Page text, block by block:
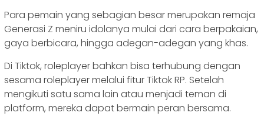
Para pemain yang sebagian besar merupakan remaja
Generasi Z meniru idolanya mulai dari cara berpakaian,
gaya berbicara, hingga adegan-adegan yang khas.
Di Tiktok, roleplayer bahkan bisa terhubung dengan
sesama roleplayer melalui fitur Tiktok RP. Setelah
mengikuti satu sama lain atau menjadi teman di
platform, mereka dapat bermain peran bersama.